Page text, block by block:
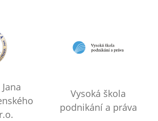
Vysoká škola
podnikání a práva